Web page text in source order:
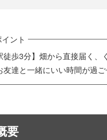
ント
徒歩3分】畑から直接届く、
友達と一緒にいい時間が過
要